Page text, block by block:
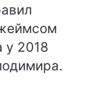
у 2018